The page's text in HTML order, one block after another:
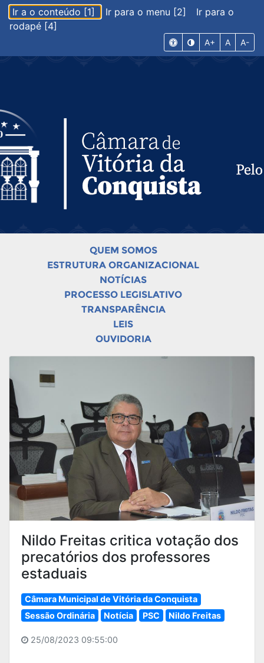
Ir a o conteúdo [1] Ir para o menu [2]
Ir para o
rodapé [4]
A+ A A-
QUEM SOMOS
ESTRUTURA ORGANIZACIONAL
NOTÍCIAS
PROCESSO LEGISLATIVO
TRANSPARÊNCIA
LEIS
OUVIDORIA
Nildo Freitas critica votação dos
precatórios dos professores
estaduais
Câmara Municipal de Vitória da Conquista
Sessão Ordinária
Notícia PSC Nildo Freitas
25/08/2023 09:55:00